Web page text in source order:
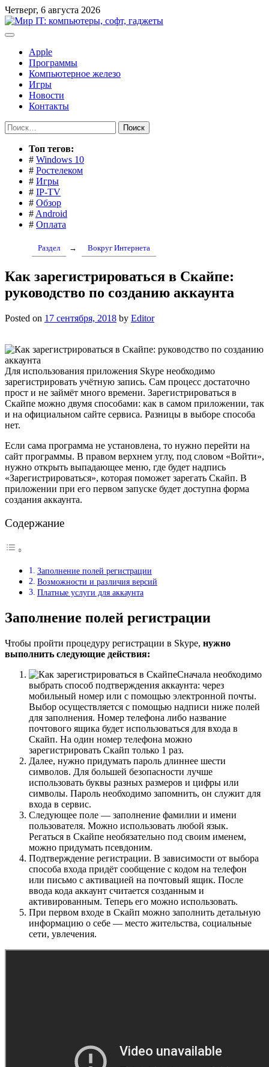
Перейти
к
содержимому
Четверг, 6 августа 2026
Apple
Программы
Компьютерное железо
Игры
Новости
Контакты
Найти:
Toп тегов:
# Windows 10
# Ростелеком
# Игры
# IP-TV
# Обзор
# Android
# Оплата
Раздел → Вокруг Интернета
Как зарегистрироваться в Скайпе:
руководство по созданию аккаунта
Posted on 17 сентября, 2018 by Editor
Для использования приложения Skype необходимо
зарегистрировать учётную запись. Сам процесс достаточно
прост и не займёт много времени. Зарегистрироваться в
Скайпе можно двумя способами: как в самом приложении, так
и на официальном сайте сервиса. Разницы в выборе способа
нет.
Если сама программа не установлена, то нужно перейти на
сайт программы. В правом верхнем углу, под словом «Войти»,
нужно открыть выпадающее меню, где будет надпись
«Зарегистрироваться», которая поможет зарегать Скайп. В
приложении при его первом запуске будет доступна форма
создания аккаунта.
Содержание
Заполнение полей регистрации
Возможности и различия версий
Платные услуги для аккаунта
Заполнение полей регистрации
Чтобы пройти процедуру регистрации в Skype, нужно
выполнить следующие действия:
Сначала необходимо
выбрать способ подтверждения аккаунта: через
мобильный номер или с помощью электронной почты.
Выбор осуществляется с помощью надписи ниже полей
для заполнения. Номер телефона либо название
почтового ящика будет использоваться для входа в
Скайп. На один номер телефона можно
зарегистрировать Скайп только 1 раз.
Далее, нужно придумать пароль длиннее шести
символов. Для большей безопасности лучше
использовать буквы разных размеров и цифры или
символы. Пароль необходимо запомнить, он служит для
входа в сервис.
Следующее поле — заполнение фамилии и имени
пользователя. Можно использовать любой язык.
Регаться в Скайпе необязательно под своим именем,
можно придумать псевдоним.
Подтверждение регистрации. В зависимости от выбора
способа входа придёт сообщение с кодом на телефон
или письмо с активацией на почтовый ящик. После
ввода кода аккаунт считается созданным и
активированным. Теперь его можно использовать.
При первом входе в Скайп можно заполнить детальную
информацию о себе — место жительства, социальные
сети, увлечения.